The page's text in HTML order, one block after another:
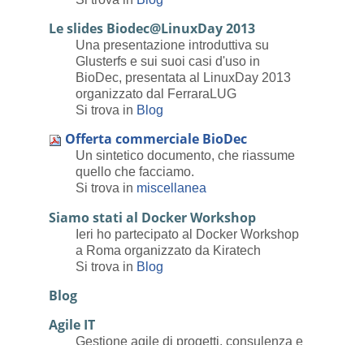
Le slides Biodec@LinuxDay 2013
Una presentazione introduttiva su
Glusterfs e sui suoi casi d'uso in
BioDec, presentata al LinuxDay 2013
organizzato dal FerraraLUG
Si trova in Blog
Offerta commerciale BioDec
Un sintetico documento, che riassume
quello che facciamo.
Si trova in miscellanea
Siamo stati al Docker Workshop
Ieri ho partecipato al Docker Workshop
a Roma organizzato da Kiratech
Si trova in Blog
Blog
Agile IT
Gestione agile di progetti, consulenza e